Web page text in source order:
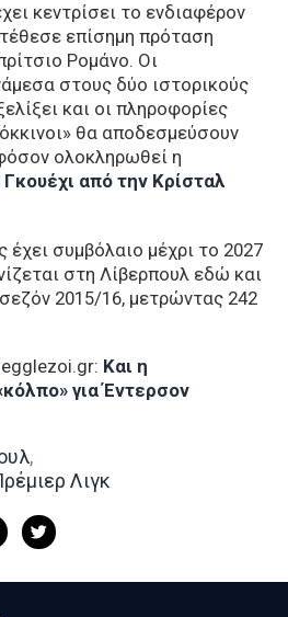
κεντρίσει το ενδιαφέρον
επίσημη πρόταση
Ρομάνο. Οι
στους δύο ιστορικούς
και οι πληροφορίες
θα αποδεσμεύσουν
ολοκληρωθεί η
από την Κρίσταλ
έχει συμβόλαιο μέχρι το 2027
στη Λίβερπουλ εδώ και
2015/16, μετρώντας 242
Και η
για Έντερσον
,
Λιγκ